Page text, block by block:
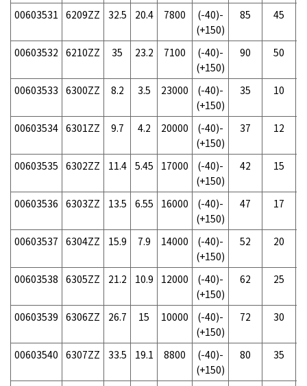
00603531 6209ZZ 32.5 20.4 7800
(-40)-
(+150)
85 45
00603532 6210ZZ 35 23.2 7100
(-40)-
(+150)
90 50
00603533 6300ZZ 8.2 3.5 23000
(-40)-
(+150)
35 10
00603534 6301ZZ 9.7 4.2 20000
(-40)-
(+150)
37 12
00603535 6302ZZ 11.4 5.45 17000
(-40)-
(+150)
42 15
00603536 6303ZZ 13.5 6.55 16000
(-40)-
(+150)
47 17
00603537 6304ZZ 15.9 7.9 14000
(-40)-
(+150)
52 20
00603538 6305ZZ 21.2 10.9 12000
(-40)-
(+150)
62 25
00603539 6306ZZ 26.7 15 10000
(-40)-
(+150)
72 30
00603540 6307ZZ 33.5 19.1 8800
(-40)-
(+150)
80 35